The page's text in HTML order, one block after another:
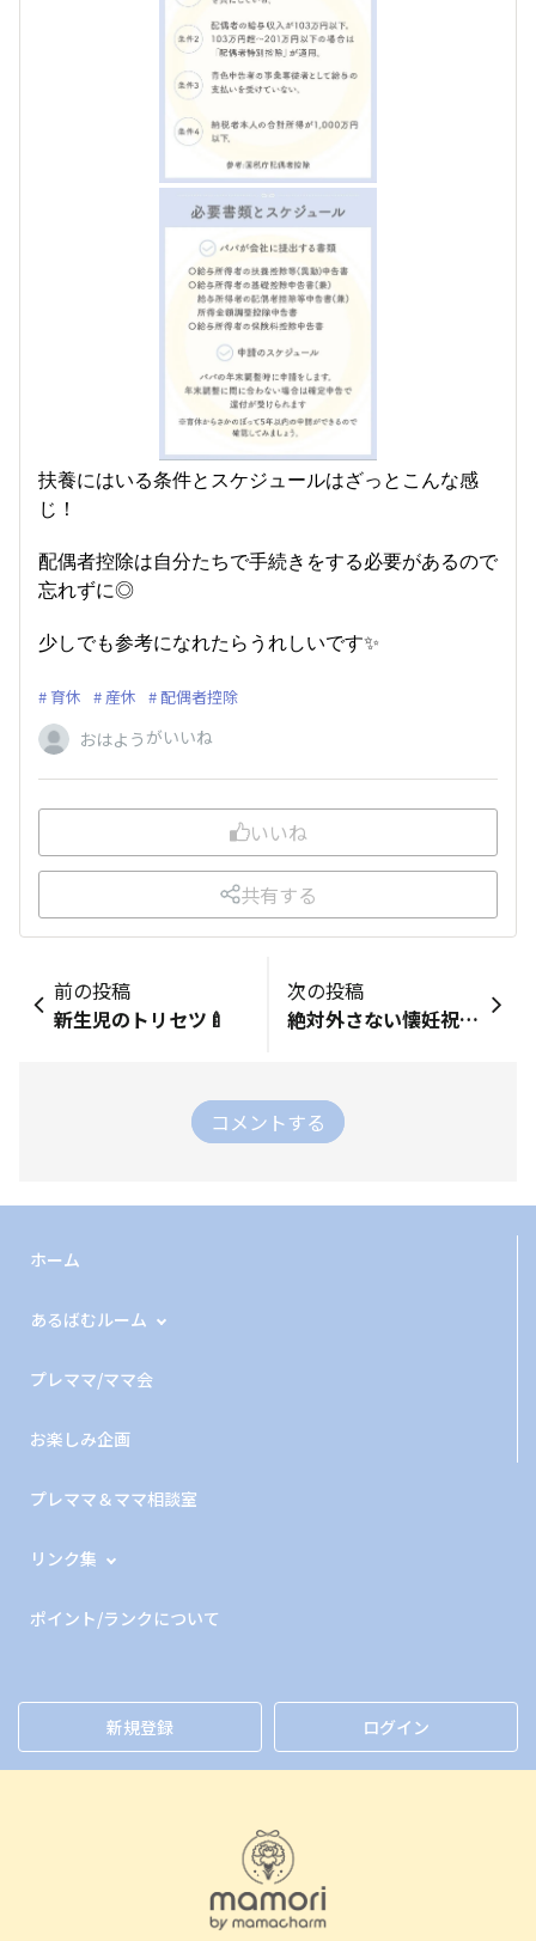
扶養にはいる条件とスケジュールはざっとこんな感
じ！
配偶者控除は自分たちで手続きをする必要があるので
忘れずに◎
少しでも参考になれたらうれしいです✨
育休 産休 配偶者控除
おはよう がいいね
いいね
共有する
前の投稿
新生児のトリセツ🍼
次の投稿
絶対外さない懐妊祝い🎁
コメントする
ホーム
あるばむルーム
プレママ/ママ会
お楽しみ企画
プレママ＆ママ相談室
リンク集
ポイント/ランクについて
新規登録 ログイン